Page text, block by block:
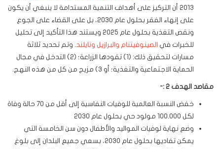
2013 أن التركيز على أهداف التنمية المستدامة لا ينبغي أن يكون
على إنهاء الفقر بحلول عام 2030، بل على القضاء على الجوع
ونقص التغذية بحلول عام 2025 ويستند هذا التأكيد إلى تحليل
للخبرات في الصينوفيتنام والبرازيل وتايلند. وتم تحديد ثلاثة
مسارات لتحقيق ذلك: (1) تقودها الزراعة؛ (2) التدخل في مجال
الحماية الاجتماعية والتغذية؛ أو 3) مزيج من كل من هذه النهج.
مقاصد الهدف 2 :-
خفض النسبة العالمية للوفيات النفاسية إلى أقل من 70 حالة وفاة
لكل 100.000 مولود حي بحلول عام 2030
وضع نهاية لوفيات المواليد والأطفال دون سن الخامسة التي
يمكن تفاديها بحلول عام 2030، بسعي جميع البلدان إلى بلوغ